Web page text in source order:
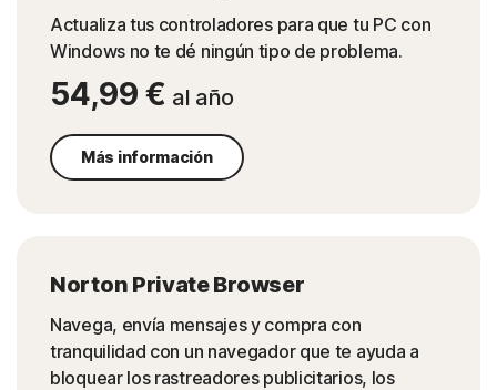
Actualiza tus controladores para que tu PC con
Windows no te dé ningún tipo de problema.
54,99 € al año
Más información
Norton Private Browser
Navega, envía mensajes y compra con
tranquilidad con un navegador que te ayuda a
bloquear los rastreadores publicitarios, los